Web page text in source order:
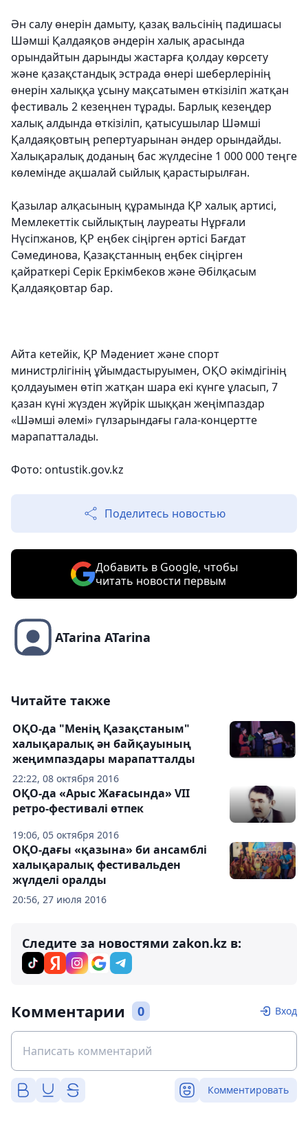
Ән салу өнерін дамыту, қазақ вальсінің падишасы
Шәмші Қалдаяқов әндерін халық арасында
орындайтын дарынды жастарға қолдау көрсету
және қазақстандық эстрада өнері шеберлерінің
өнерін халыққа ұсыну мақсатымен өткізіліп жатқан
фестиваль 2 кезеңнен тұрады. Барлық кезеңдер
халық алдында өткізіліп, қатысушылар Шәмші
Қалдаяқовтың репертуарынан әндер орындайды.
Халықаралық доданың бас жүлдесіне 1 000 000 теңге
көлемінде ақшалай сыйлық қарастырылған.
Қазылар алқасының құрамында ҚР халық артисі,
Мемлекеттік сыйлықтың лауреаты Нұрғали
Нүсіпжанов, ҚР еңбек сіңірген әртісі Бағдат
Сәмединова, Қазақстанның еңбек сіңірген
қайраткері Серік Еркімбеков және Әбілқасым
Қалдаяқовтар бар.
Айта кетейік, ҚР Мәдениет және спорт
министрлігінің ұйымдастыруымен, ОҚО әкімдігінің
қолдауымен өтіп жатқан шара екі күнге ұласып, 7
қазан күні жүзден жүйрік шыққан жеңімпаздар
«Шәмші әлемі» гүлзарындағы гала-концертте
марапатталады.
Фото: ontustik.gov.kz
Поделитесь новостью
Добавить в Google, чтобы
читать новости первым
ATarina ATarina
Читайте также
22:22, 08 октября 2016
ОҚО-да "Менің Қазақстаным"
халықаралық ән байқауының
жеңимпаздары марапатталды
19:06, 05 октября 2016
ОҚО-да «Арыс Жағасында» VII
ретро-фестивалі өтпек
20:56, 27 июля 2016
ОҚО-дағы «қазына» би ансамблі
халықаралық фестивальден
жүлделі оралды
Следите за новостями zakon.kz в:
Комментарии 0 Вход
Комментировать